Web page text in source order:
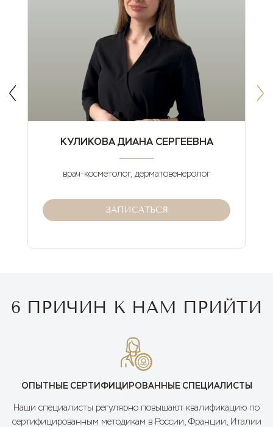
КУЛИКОВА ДИАНА СЕРГЕЕВНА
врач-косметолог, дерматовенеролог
ЗАПИСАТЬСЯ
6 ПРИЧИН К НАМ ПРИЙТИ
ОПЫТНЫЕ СЕРТИФИЦИРОВАННЫЕ СПЕЦИАЛИСТЫ
Наши специалисты регулярно повышают квалификацию по
сертифицированным методикам в России, Франции, Италии